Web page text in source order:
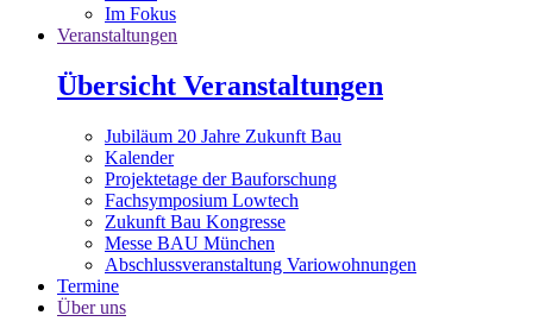
Im Fokus
Veranstaltungen
Übersicht Veranstaltungen
Jubiläum 20 Jahre Zukunft Bau
Kalender
Projektetage der Bauforschung
Fachsymposium Lowtech
Zukunft Bau Kongresse
Messe BAU München
Abschlussveranstaltung Variowohnungen
Termine
Über uns